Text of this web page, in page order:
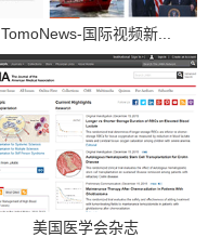
TomoNews-国际视频新...
美国医学会杂志